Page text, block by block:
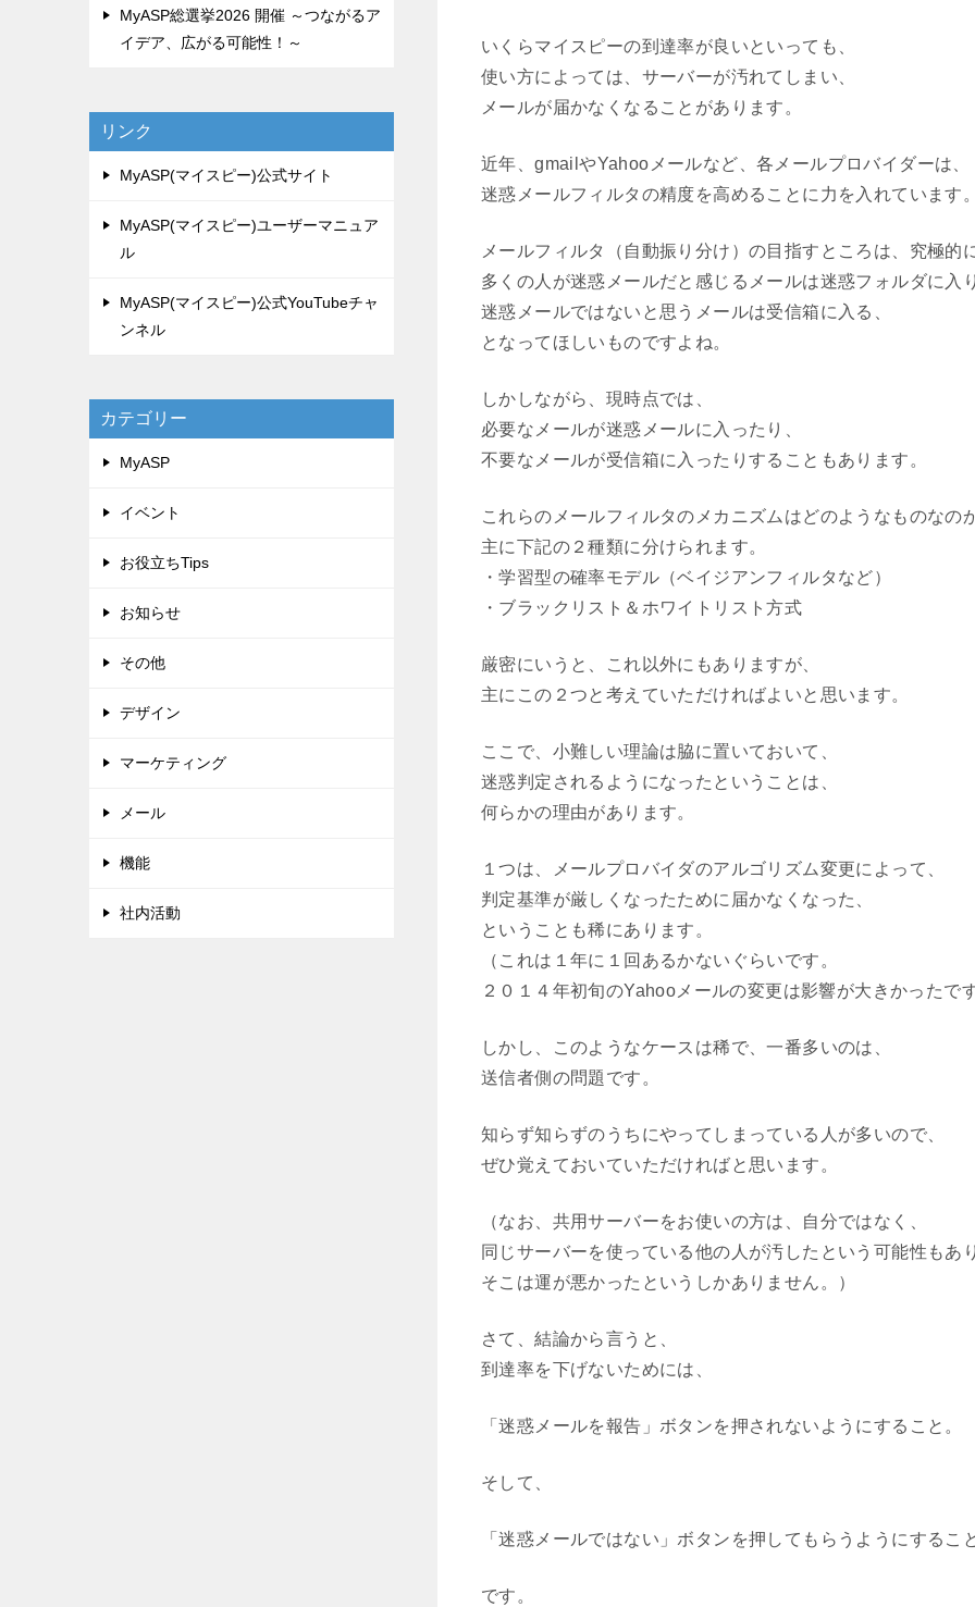
いくらマイスピーの到達率が良いといっても、
使い方によっては、サーバーが汚れてしまい、
メールが届かなくなることがあります。
近年、gmailやYahooメールなど、各メールプロバイダーは、
迷惑メールフィルタの精度を高めることに力を入れています
メールフィルタ（自動振り分け）の目指すところは、究極的
多くの人が迷惑メールだと感じるメールは迷惑フォルダに入
迷惑メールではないと思うメールは受信箱に入る、
となってほしいものですよね。
しかしながら、現時点では、
必要なメールが迷惑メールに入ったり、
不要なメールが受信箱に入ったりすることもあります。
これらのメールフィルタのメカニズムはどのようなものなの
主に下記の２種類に分けられます。
・学習型の確率モデル（ベイジアンフィルタなど）
・ブラックリスト＆ホワイトリスト方式
厳密にいうと、これ以外にもありますが、
主にこの２つと考えていただければよいと思います。
ここで、小難しい理論は脇に置いておいて、
迷惑判定されるようになったということは、
何らかの理由があります。
１つは、メールプロバイダのアルゴリズム変更によって、
判定基準が厳しくなったために届かなくなった、
ということも稀にあります。
（これは１年に１回あるかないぐらいです。
２０１４年初旬のYahooメールの変更は影響が大きかったで
しかし、このようなケースは稀で、一番多いのは、
送信者側の問題です。
知らず知らずのうちにやってしまっている人が多いので、
ぜひ覚えておいていただければと思います。
（なお、共用サーバーをお使いの方は、自分ではなく、
同じサーバーを使っている他の人が汚したという可能性もあ
そこは運が悪かったというしかありません。）
さて、結論から言うと、
到達率を下げないためには、
「迷惑メールを報告」ボタンを押されないようにすること。
そして、
「迷惑メールではない」ボタンを押してもらうようにするこ
です。
MyASP総選挙2026 開催 ～つながるア
イデア、広がる可能性！～
リンク
MyASP(マイスピー)公式サイト
MyASP(マイスピー)ユーザーマニュア
ル
MyASP(マイスピー)公式YouTubeチャ
ンネル
カテゴリー
MyASP
イベント
お役立ちTips
お知らせ
その他
デザイン
マーケティング
メール
機能
社内活動